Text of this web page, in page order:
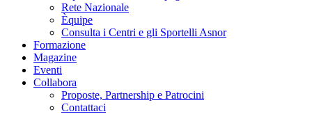
Rete Nazionale
Èquipe
Consulta i Centri e gli Sportelli Asnor
Formazione
Magazine
Eventi
Collabora
Proposte, Partnership e Patrocini
Contattaci